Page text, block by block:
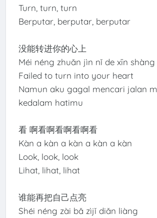
Turn, turn, turn
Berputar, berputar, berputar
没能转进你的心上
Méi néng zhuǎn jìn nǐ de xīn shàng
Failed to turn into your heart
Namun aku gagal mencari jalan
kedalam hatimu
看 啊看啊看啊看啊看
Kàn a kàn a kàn a kàn a kàn
Look, look, look
Lihat, lihat, lihat
谁能再把自己点亮
Shéi néng zài bǎ zìjǐ diǎn liàng